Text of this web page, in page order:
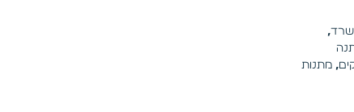
,
,מתנות